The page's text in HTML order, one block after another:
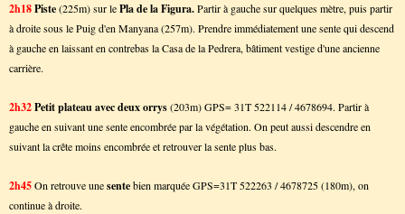
2h18Piste(225m) sur lePla de la Figura.Partir à gauche sur quelques mètre, puis partir
à droite sous le Puig d'en Manyana (257m). Prendre immédiatement une sente qui descend
à gauche en laissant en contrebas la Casa de la Pedrera, bâtiment vestige d'une ancienne
carrière.
2h32Petit plateau avec deux orrys(203m) GPS= 31T 522114 / 4678694. Partir à
gauche en suivant une sente encombrée par la végétation. On peut aussi descendre en
suivant la crête moins encombrée et retrouver la sente plus bas.
2h45On retrouve unesentebien marquéeGPS=31T 522263 / 4678725(180m), on
continue à droite.